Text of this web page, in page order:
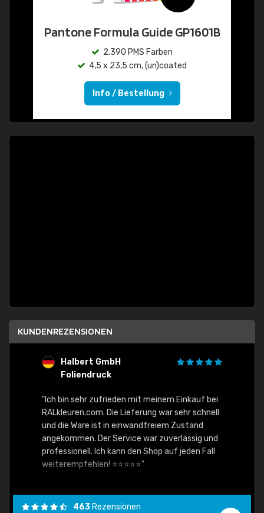
Pantone Formula Guide GP1601B
2.390 PMS Farben
4,5 x 23,5 cm, (un)coated
Info / Bestellung
KUNDENREZENSIONEN
Halbert GmbH
Foliendruck
"Ich bin sehr zufrieden mit meinem Einkauf bei
RALkleuren.com. Die Lieferung war sehr schnell
und die Ware ist in einwandfreiem Zustand
angekommen. Der Service war zuverlässig und
professionell. Ich kann den Shop auf jeden Fall
weiterempfehlen! ⭐⭐⭐⭐⭐"
463 Rezensionen